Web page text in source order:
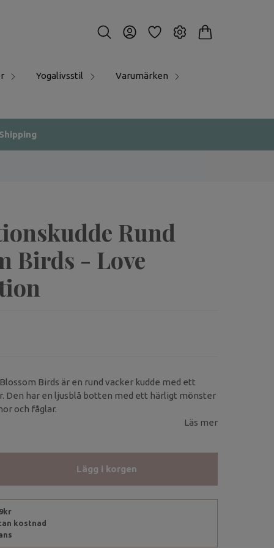
Yogalivsstil Varumärken
Rund
Birds - Love
Birds är en rund vacker kudde med ett
Den har en ljusblå botten med ett härligt mönster
och fåglar.
Läs mer
Lägg i korgen
kostnad